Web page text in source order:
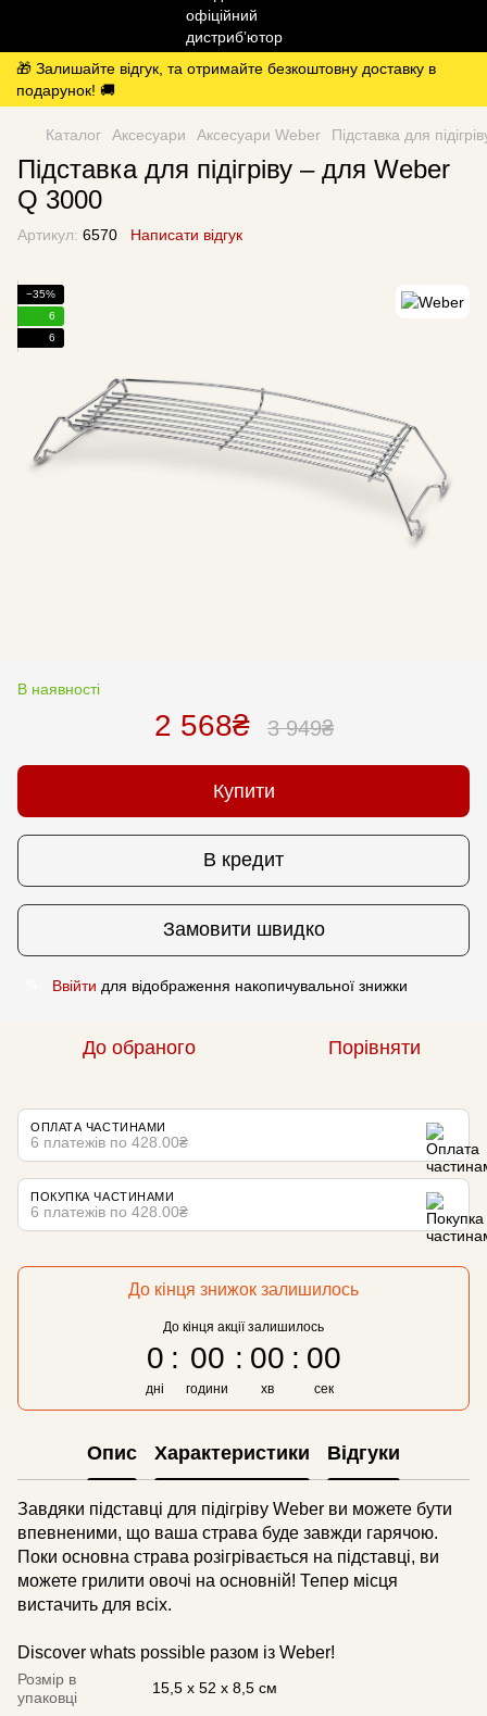
🎁 Залишайте відгук, та отримайте безкоштовну доставку в
подарунок! 🚚
Каталог Аксесуари Аксесуари Weber Підставка для
Підставка для підігріву – для Weber
Q 3000
Артикул: 6570 Написати відгук
−35%
6
6
В наявності
2 568₴ 3 949₴
Купити
В кредит
Замовити швидко
Ввійти для відображення накопичувальної знижки
До обраного Порівняти
ОПЛАТА ЧАСТИНАМИ
6 платежів по 428.00₴
ПОКУПКА ЧАСТИНАМИ
6 платежів по 428.00₴
До кінця знижок залишилось
До кінця акції залишилось
0
дні
00
години
00
хв
00
сек
Опис Характеристики Відгуки
Завдяки підставці для підігріву Weber ви можете бути
впевненими, що ваша страва буде завжди гарячою.
Поки основна страва розігрівається на підставці, ви
можете грилити овочі на основній! Тепер місця
вистачить для всіх.
Discover whats possible разом із Weber!
Розмір в
упаковці
15,5 х 52 х 8,5 см